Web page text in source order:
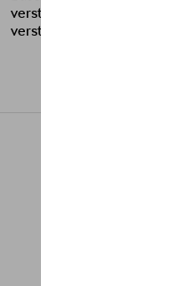
verstelbare band met
verstelbare maat.